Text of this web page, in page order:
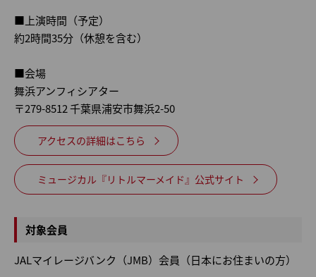
■上演時間（予定）
約2時間35分（休憩を含む）
■会場
舞浜アンフィシアター
〒279-8512 千葉県浦安市舞浜2-50
アクセスの詳細はこちら
ミュージカル『リトルマーメイド』公式サイト
対象会員
JALマイレージバンク（JMB）会員（日本にお住まいの方）